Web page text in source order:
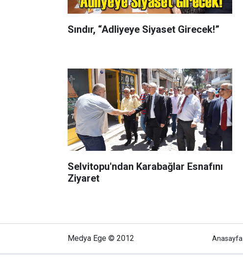
Sındır, “Adliyeye Siyaset Girecek!”
Selvitopu'ndan Karabağlar Esnafını
Ziyaret
Medya Ege © 2012 Anasayfa